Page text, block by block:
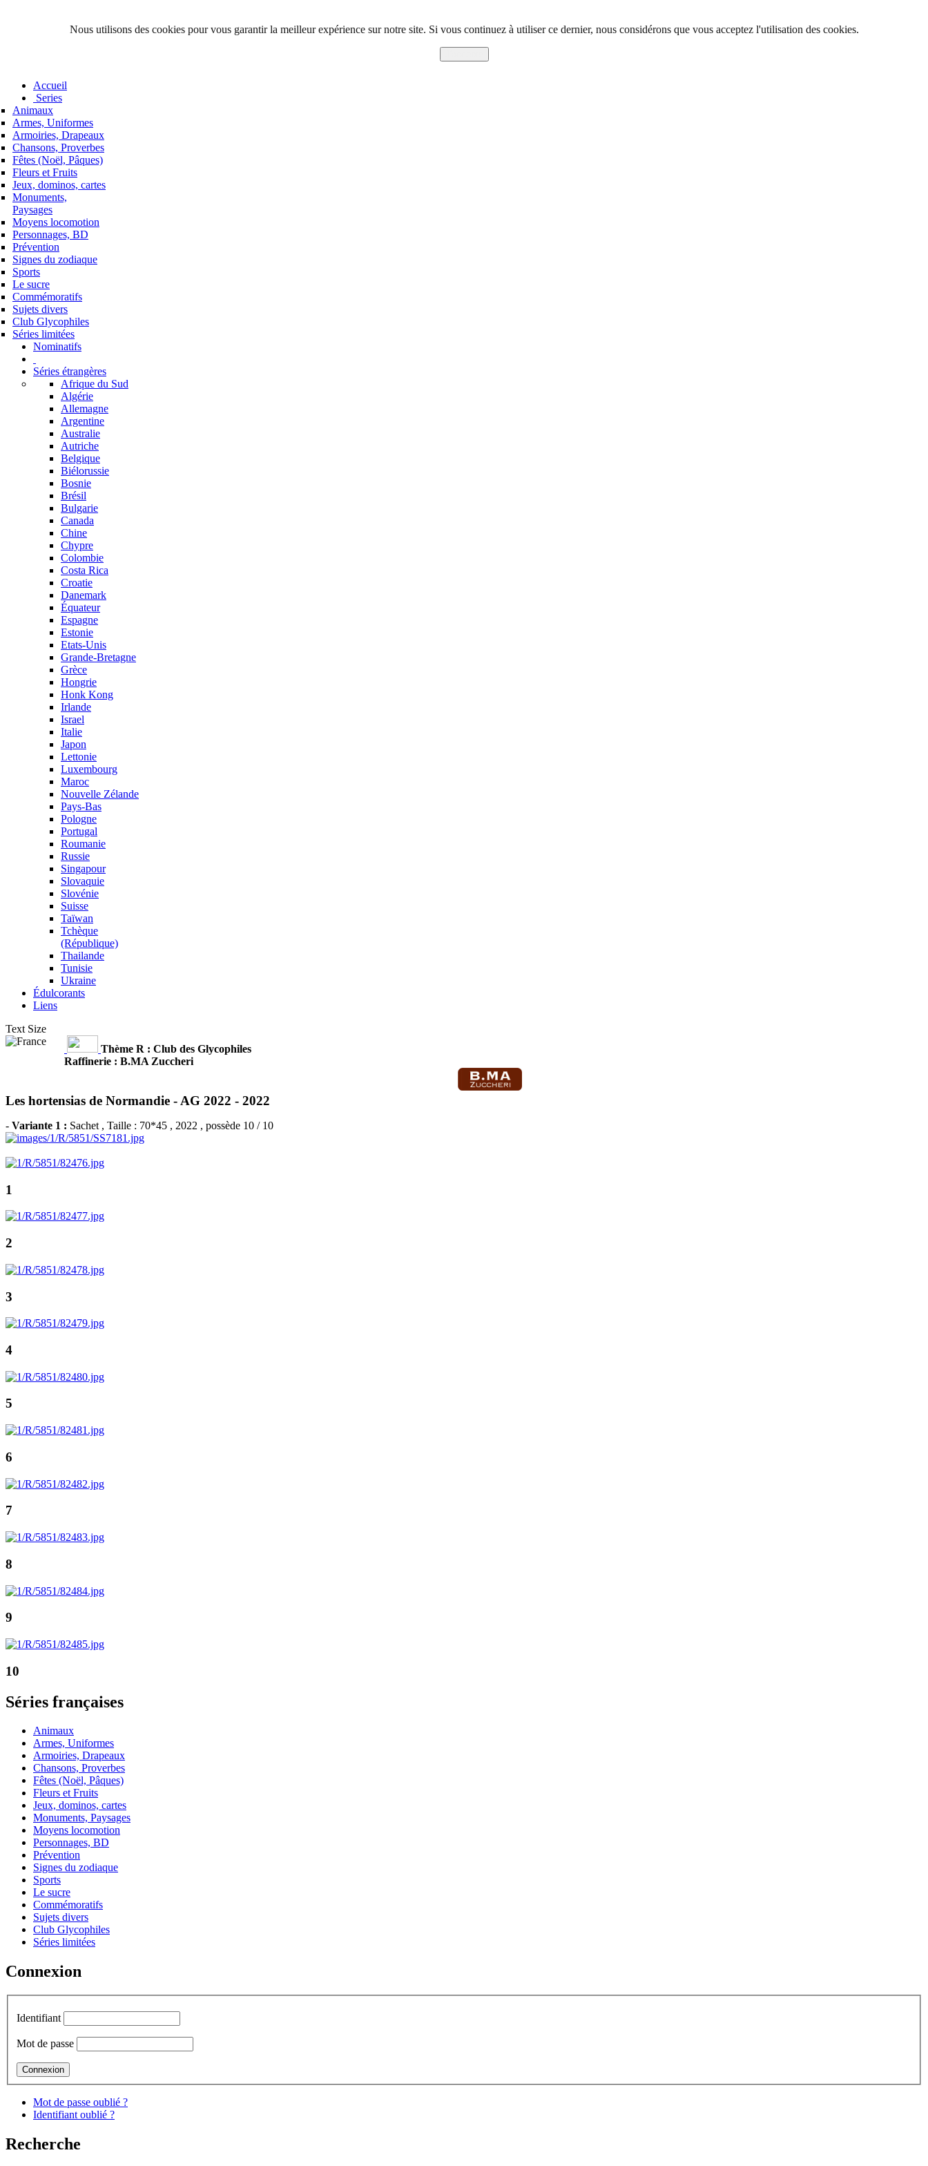
Nous utilisons des cookies pour vous garantir la meilleur expérience sur notre site. Si vous continuez à utiliser ce dernier, nous considérons que vous acceptez l'utilisation des cookies.
Accueil
Series
Animaux
Armes, Uniformes
Armoiries, Drapeaux
Chansons, Proverbes
Fêtes (Noël, Pâques)
Fleurs et Fruits
Jeux, dominos, cartes
Monuments,
Paysages
Moyens locomotion
Personnages, BD
Prévention
Signes du zodiaque
Sports
Le sucre
Commémoratifs
Sujets divers
Club Glycophiles
Séries limitées
Nominatifs
Séries étrangères
Afrique du Sud
Algérie
Allemagne
Argentine
Australie
Autriche
Belgique
Biélorussie
Bosnie
Brésil
Bulgarie
Canada
Chine
Chypre
Colombie
Costa Rica
Croatie
Danemark
Équateur
Espagne
Estonie
Etats-Unis
Grande-Bretagne
Grèce
Hongrie
Honk Kong
Irlande
Israel
Italie
Japon
Lettonie
Luxembourg
Maroc
Nouvelle Zélande
Pays-Bas
Pologne
Portugal
Roumanie
Russie
Singapour
Slovaquie
Slovénie
Suisse
Taïwan
Tchèque
(République)
Thailande
Tunisie
Ukraine
Édulcorants
Liens
Text Size
Thème R : Club des Glycophiles
Raffinerie : B.MA Zuccheri
Les hortensias de Normandie - AG 2022 - 2022
- Variante 1 : Sachet , Taille : 70*45 , 2022 , possède 10 / 10
1
2
3
4
5
6
7
8
9
10
Séries françaises
Animaux
Armes, Uniformes
Armoiries, Drapeaux
Chansons, Proverbes
Fêtes (Noël, Pâques)
Fleurs et Fruits
Jeux, dominos, cartes
Monuments, Paysages
Moyens locomotion
Personnages, BD
Prévention
Signes du zodiaque
Sports
Le sucre
Commémoratifs
Sujets divers
Club Glycophiles
Séries limitées
Connexion
Identifiant
Mot de passe
Mot de passe oublié ?
Identifiant oublié ?
Recherche